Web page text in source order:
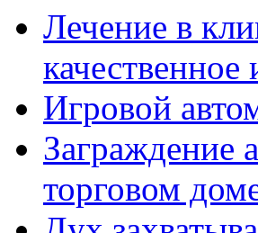
Лечение в
Игровой
Заграждение
торговом